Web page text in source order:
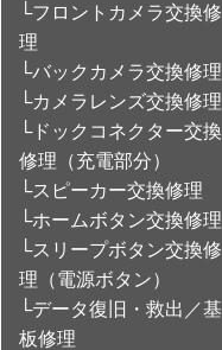
└フロントカメラ交換修
理
└バックカメラ交換修理
└カメラレンズ交換修理
└ドックコネクター交換
修理（充電部分）
└スピーカー交換修理
└ホームボタン交換修理
└スリープボタン交換修
理（電源ボタン）
└データ復旧・救出／基
板修理